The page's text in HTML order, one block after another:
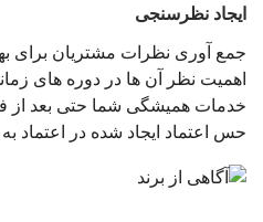
ایجاد نظرسنجی
جمع آوری نظرات مشتریان برای
اهمیت نظر آن ها در دوره های
خدمات همیشگی شما حتی بعد از
حس اعتماد ایجاد شده در اعتماد به